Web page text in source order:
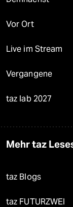
Vor Ort
Live im Stream
Vergangene
taz lab 2027
Mehr taz
taz Blogs
taz FUTURZWEI